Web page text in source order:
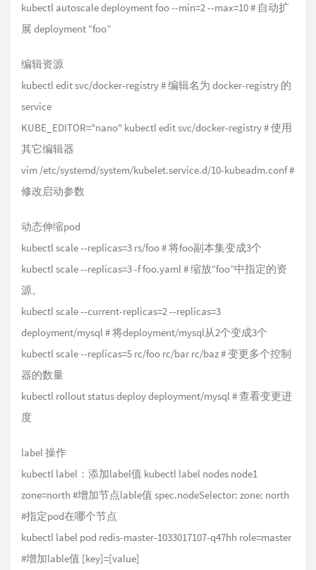
kubectl autoscale deployment foo --min=2 --max=10 # 自动扩
展 deployment “foo”
编辑资源
kubectl edit svc/docker-registry # 编辑名为 docker-registry 的
service
KUBE_EDITOR="nano" kubectl edit svc/docker-registry # 使用
其它编辑器
vim /etc/systemd/system/kubelet.service.d/10-kubeadm.conf #
修改启动参数
动态伸缩pod
kubectl scale --replicas=3 rs/foo # 将foo副本集变成3个
kubectl scale --replicas=3 -f foo.yaml # 缩放“foo”中指定的资
源。
kubectl scale --current-replicas=2 --replicas=3
deployment/mysql # 将deployment/mysql从2个变成3个
kubectl scale --replicas=5 rc/foo rc/bar rc/baz # 变更多个控制
器的数量
kubectl rollout status deploy deployment/mysql # 查看变更进
度
label 操作
kubectl label：添加label值 kubectl label nodes node1
zone=north #增加节点lable值 spec.nodeSelector: zone: north
#指定pod在哪个节点
kubectl label pod redis-master-1033017107-q47hh role=master
#增加lable值 [key]=[value]